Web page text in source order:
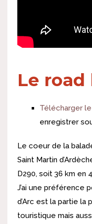
Le
Télécharger
enregistrer
Le coeur de la
Saint Martin
D290, soit 36 km en
J’ai une préférence
d’Arc est la partie la
touristique mais